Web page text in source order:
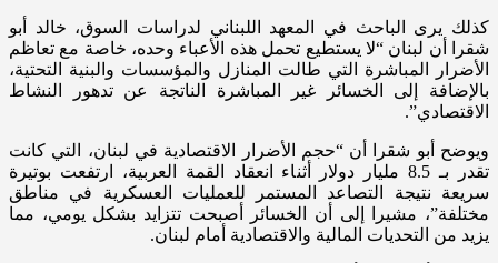
كذلك يرى الباحث في المعهد اللبناني لدراسات السوق، خالد أبو
شقرا أن لبنان “لا يستطيع تحمل هذه الأعباء وحده، خاصة مع تعاظم
الأضرار المباشرة التي طالت المنازل والمؤسسات والبنية التحتية،
بالإضافة إلى الخسائر غير المباشرة الناتجة عن تدهور النشاط
الاقتصادي”.
ويوضح أبو شقرا أن “حجم الأضرار الاقتصادية في لبنان، التي كانت
تقدر بـ 8.5 مليار دولار أثناء انعقاد القمة العربية، ارتفعت بوتيرة
سريعة نتيجة التصاعد المستمر للعمليات العسكرية في مناطق
مختلفة”، مشيرا إلى أن الخسائر أصبحت تتزايد بشكل يومي، مما
يزيد من التحديات المالية والاقتصادية أمام لبنان.